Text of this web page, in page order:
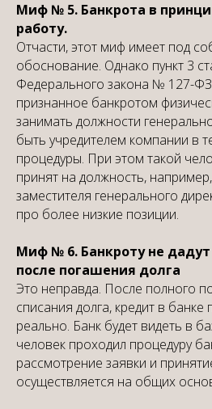
Миф № 5. Банкрота в
работу.
Отчасти, этот миф имеет под
обоснование. Однако пункт 3
Федерального закона № 127-
признанное банкротом
занимать должности
быть учредителем компании в
процедуры. При этом такой
принят на должность,
заместителя генерального
про более низкие позиции.
Миф № 6. Банкроту не
после погашения долга
Это неправда. После полного
списания долга, кредит в банке
реально. Банк будет видеть в
человек проходил процедуру
рассмотрение заявки и
осуществляется на общих